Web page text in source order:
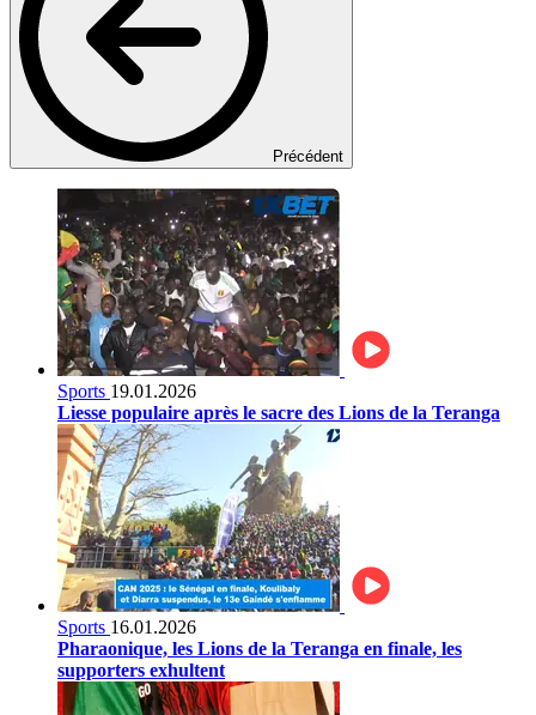
Précédent
Sports 19.01.2026
Liesse populaire après le sacre des Lions de la Teranga
Sports 16.01.2026
Pharaonique, les Lions de la Teranga en finale, les
supporters exhultent